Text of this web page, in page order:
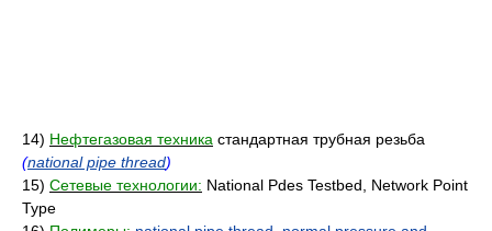
14) Нефтегазовая техника стандартная трубная резьба
(national pipe thread)
15) Сетевые технологии: National Pdes Testbed, Network Point
Type